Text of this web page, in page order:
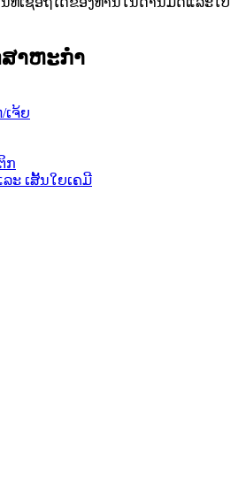
າຫະກຳ
ຈ້ຍ
ກ
ະ ເສັ້ນໃຍເຄມີ